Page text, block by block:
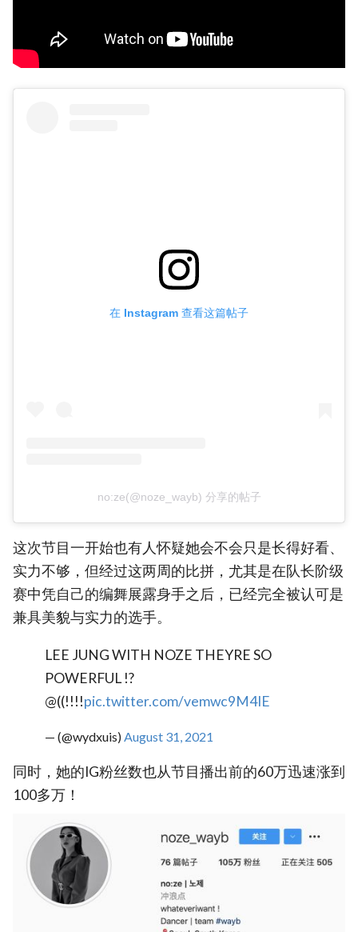
在 Instagram 查看这篇帖子
no:ze(@noze_wayb) 分享的帖子
这次节目一开始也有人怀疑她会不会只是长得好看、
实力不够，但经过这两周的比拼，尤其是在队长阶级
赛中凭自己的编舞展露身手之后，已经完全被认可是
兼具美貌与实力的选手。
LEE JUNG WITH NOZE THEYRE SO
POWERFUL !?
@((!!!!pic.twitter.com/vemwc9M4IE
— (@wydxuis) August 31, 2021
同时，她的IG粉丝数也从节目播出前的60万迅速涨到
100多万！